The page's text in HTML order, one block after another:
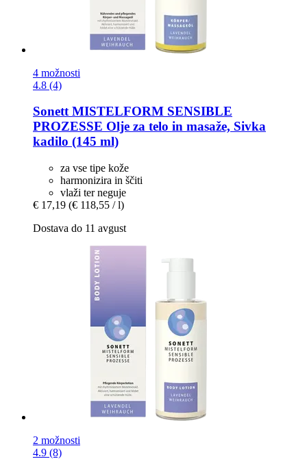
4 možnosti
4.8 (4)
SonettMISTELFORM SENSIBLE
PROZESSE Olje za telo in masaže, Sivka
kadilo (145 ml)
za vse tipe kože
harmonizira in ščiti
vlaži ter neguje
€ 17,19 (€ 118,55 / l)
Dostava do 11 avgust
2 možnosti
4.9 (8)